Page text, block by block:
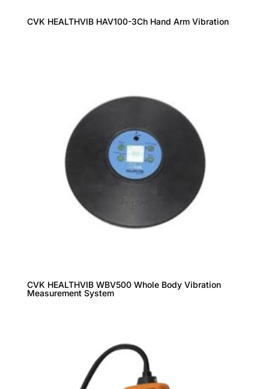
CVK HEALTHVIB HAV100-3Ch Hand Arm Vibration
CVK HEALTHVIB WBV500 Whole Body Vibration
Measurement System